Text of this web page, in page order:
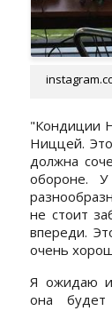
"Кондиции
Ниццей.
должна
обороне.
не стоит
впереди.
очень
Я ожидаю
она будет